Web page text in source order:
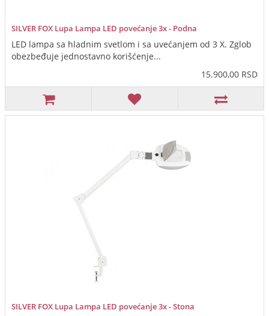
SILVER FOX Lupa Lampa LED povećanje 3x - Podna
LED lampa sa hladnim svetlom i sa uvećanjem od 3 X. Zglob
obezbeđuje jednostavno korišćenje...
15.900,00 RSD
SILVER FOX Lupa Lampa LED povećanje 3x - Stona